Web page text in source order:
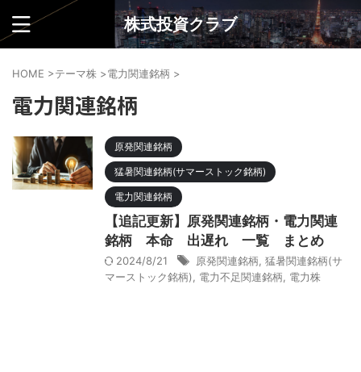
株式投資クラブ
HOME >テーマ株 >電力関連銘柄 >
電力関連銘柄
原発関連銘柄
猛暑関連銘柄(サマーストック銘柄)
電力関連銘柄
【追記更新】原発関連銘柄・電力関連
銘柄 本命 出遅れ 一覧 まとめ
2024/8/21 原発関連銘柄 猛暑関連銘柄(サ
マーストック銘柄)
電力不足関連銘柄 電力株